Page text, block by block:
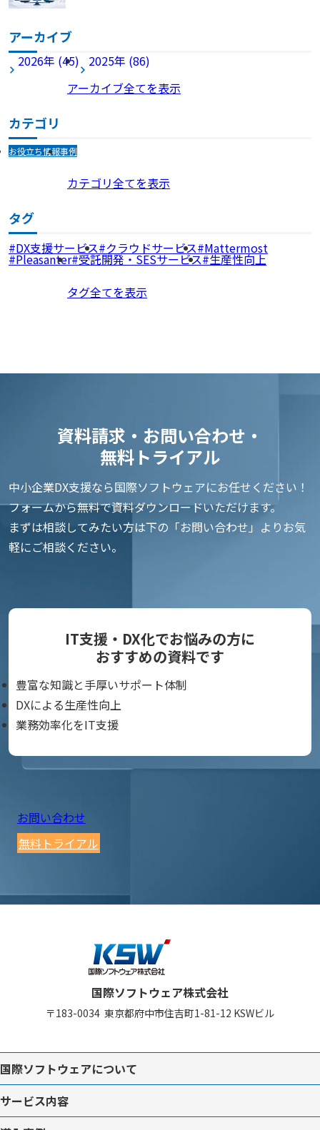
アーカイブ
2026年 (45)
2025年 (86)
アーカイブ全てを表示
カテゴリ
お役立ち情報事例
カテゴリ全てを表示
タグ
DX支援サービス クラウドサービス Mattermost
Pleasanter 受託開発・SESサービス 生産性向上
タグ全てを表示
資料請求・お問い合わせ・
無料トライアル
中小企業DX支援なら国際ソフトウェアにお任せください！
フォームから無料で資料ダウンロードいただけます。
まずは相談してみたい方は下の「お問い合わせ」よりお気
軽にご相談ください。
IT支援・DX化でお悩みの方に
おすすめの資料です
豊富な知識と手厚いサポート体制
DXによる生産性向上
業務効率化をIT支援
お問い合わせ
無料トライアル
国際ソフトウェア株式会社
〒183-0034 東京都府中市住吉町1-81-12 KSWビル
国際ソフトウェアについて
サービス内容